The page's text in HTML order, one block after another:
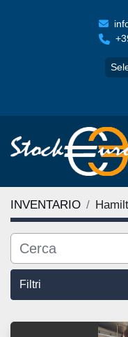
INVENTARIO
Filtri
Tutte le categorie